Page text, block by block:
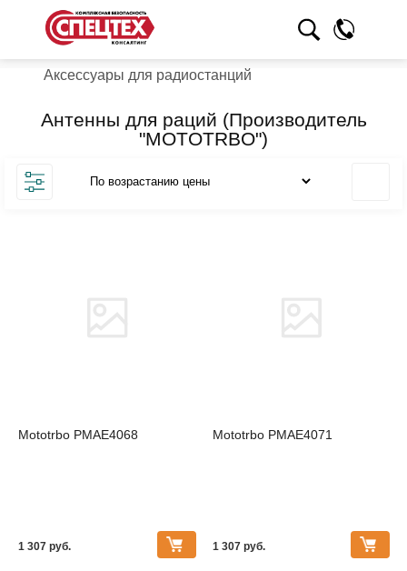
Аксессуары для радиостанций
Антенны для раций (Производитель
"MOTOTRBO")
Mototrbo PMAE4068
1 307 pуб.
Mototrbo PMAE4071
1 307 pуб.